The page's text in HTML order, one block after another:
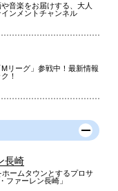
音楽をお届けする、大人
ンメントチャンネル
リーグ」参戦中！最新情報
！
長崎
ームタウンとするプロサ
ファーレン長崎」